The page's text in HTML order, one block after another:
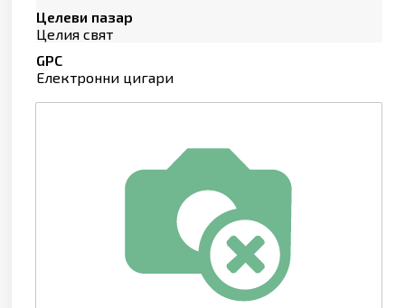
Целеви пазар
Целия свят
GPC
Електронни цигари